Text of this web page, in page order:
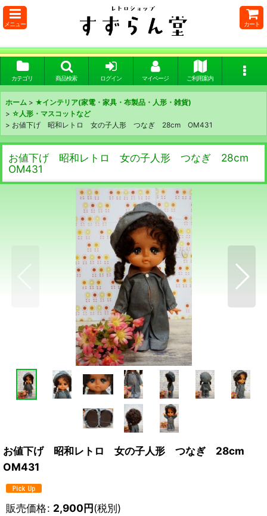
メニュー カート
カテゴリ 商品検索 ログイン マイページ ご利用案内
ホーム > ★インテリア(家電・家具・布製品・人形・雑貨)
> ☆人形・マスコットなど
> お値下げ 昭和レトロ 女の子人形 つなぎ 28cm OM431
お値下げ 昭和レトロ 女の子人形 つなぎ 28cm
OM431
お値下げ 昭和レトロ 女の子人形 つなぎ 28cm
OM431
販売価格: 2,900円(税別)